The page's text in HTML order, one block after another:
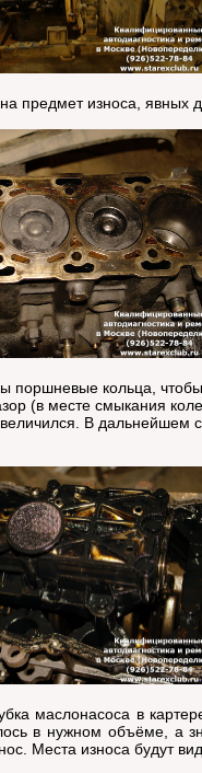
предмет износа, явных
кольца,
(в месте смыкания
В дальнейшем
маслонасоса в
в нужном объёме,
Места износа будут